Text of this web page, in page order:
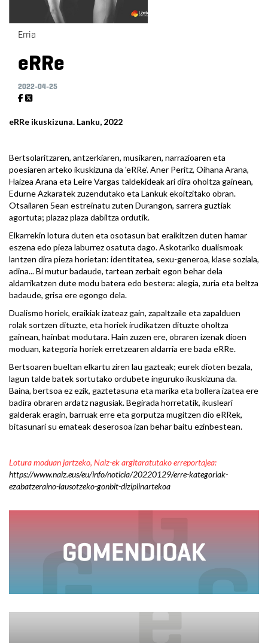
Erria
eRRe
2022-04-25
eRRe ikuskizuna. Lanku, 2022
Bertsolaritzaren, antzerkiaren, musikaren, narrazioaren eta
poesiaren arteko ikuskizuna da 'eRRe'. Aner Peritz, Oihana Arana,
Haizea Arana eta Leire Vargas taldekideak ari dira oholtza gainean,
Edurne Azkaratek zuzendutako eta Lankuk ekoitzitako obran.
Otsailaren 5ean estreinatu zuten Durangon, sarrera guztiak
agortuta; plazaz plaza dabiltza ordutik.
Elkarrekin lotura duten eta osotasun bat eraikitzen duten hamar
eszena edo pieza laburrez osatuta dago. Askotariko dualismoak
lantzen dira pieza horietan: identitatea, sexu-generoa, klase soziala,
adina... Bi mutur badaude, tartean zerbait egon behar dela
aldarrikatzen dute modu batera edo bestera: alegia, zuria eta beltza
badaude, grisa ere egongo dela.
Dualismo horiek, eraikiak izateaz gain, zapaltzaile eta zapalduen
rolak sortzen dituzte, eta horiek irudikatzen dituzte oholtza
gainean, hainbat modutara. Hain zuzen ere, obraren izenak dioen
moduan, kategoria horiek erretzearen aldarria ere bada eRRe.
Bertsoaren bueltan elkartu ziren lau gazteak; eurek dioten bezala,
lagun talde batek sortutako ordubete inguruko ikuskizuna da.
Baina, bertsoa ez ezik, gaztetasuna eta marika eta bollera izatea ere
badira obraren ardatz nagusiak. Begirada horretatik, ikusleari
galderak eragin, barruak erre eta gorputza mugitzen dio eRRek,
bitasunari su emateak deserosoa izan behar baitu ezinbestean.
Lotura moduan jartzeko, Naiz-ek argitaratutako erreportajea:
https://www.naiz.eus/eu/info/noticia/20220129/erre-kategoriak-
ezabatzeraino-lausotzeko-gonbit-diziplinartekoa